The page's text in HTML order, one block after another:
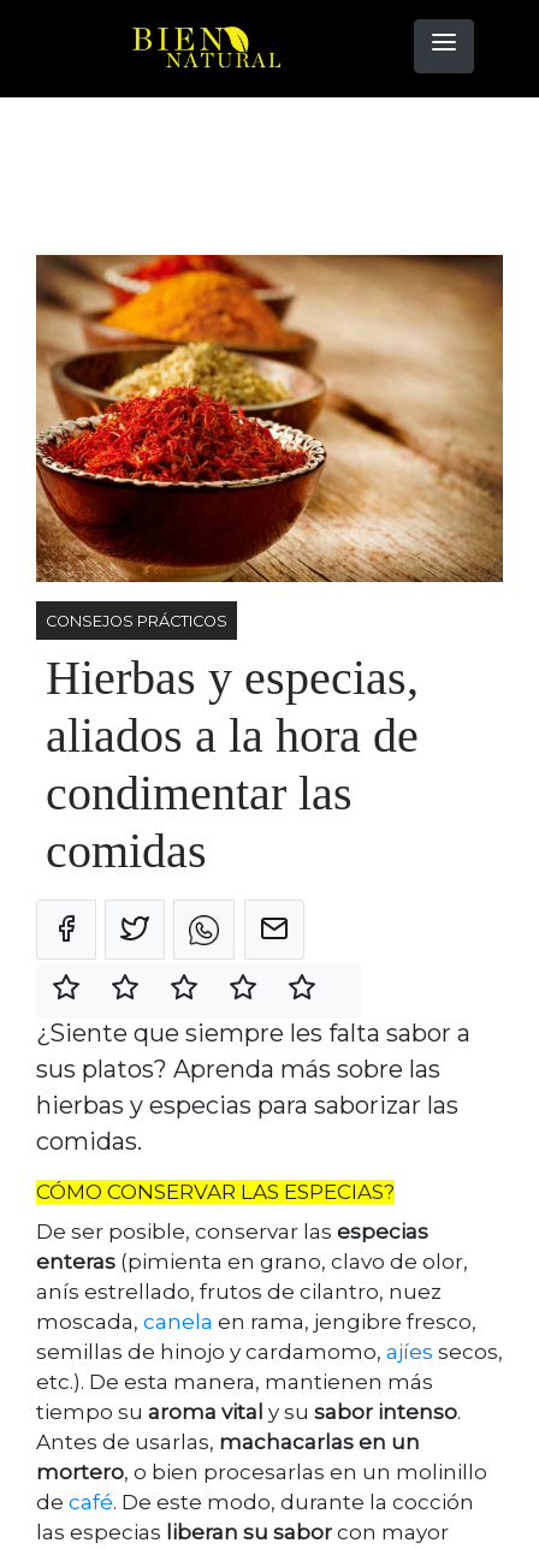
CONSEJOS PRÁCTICOS
Hierbas y especias,
aliados a la hora de
condimentar las
comidas
¿Siente que siempre les falta sabor a
sus platos? Aprenda más sobre las
hierbas y especias para saborizar las
comidas.
CÓMO CONSERVAR LAS ESPECIAS?
De ser posible, conservar las especias
enteras (pimienta en grano, clavo de olor,
anís estrellado, frutos de cilantro, nuez
moscada, canela en rama, jengibre fresco,
semillas de hinojo y cardamomo, ajíes secos,
etc.). De esta manera, mantienen más
tiempo su aroma vital y su sabor intenso.
Antes de usarlas, machacarlas en un
mortero, o bien procesarlas en un molinillo
de café. De este modo, durante la cocción
las especias liberan su sabor con mayor